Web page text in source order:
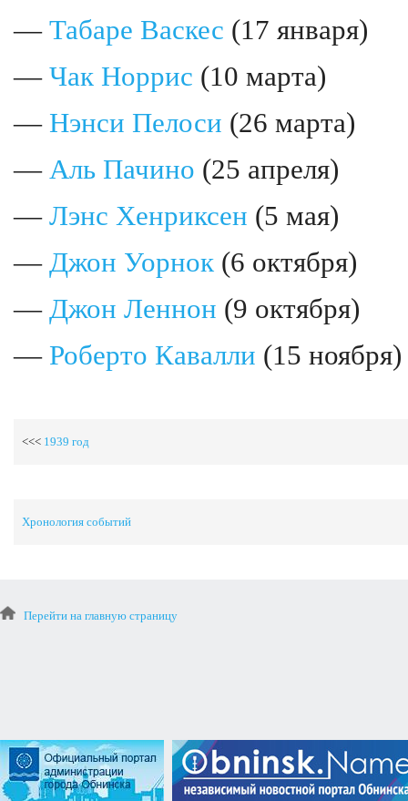
— Табаре Васкес (17 января)
— Чак Норрис (10 марта)
— Нэнси Пелоси (26 марта)
— Аль Пачино (25 апреля)
— Лэнс Хенриксен (5 мая)
— Джон Уорнок (6 октября)
— Джон Леннон (9 октября)
— Роберто Кавалли (15 ноября)
<<< 1939 год
Хронология событий
Перейти на главную страницу